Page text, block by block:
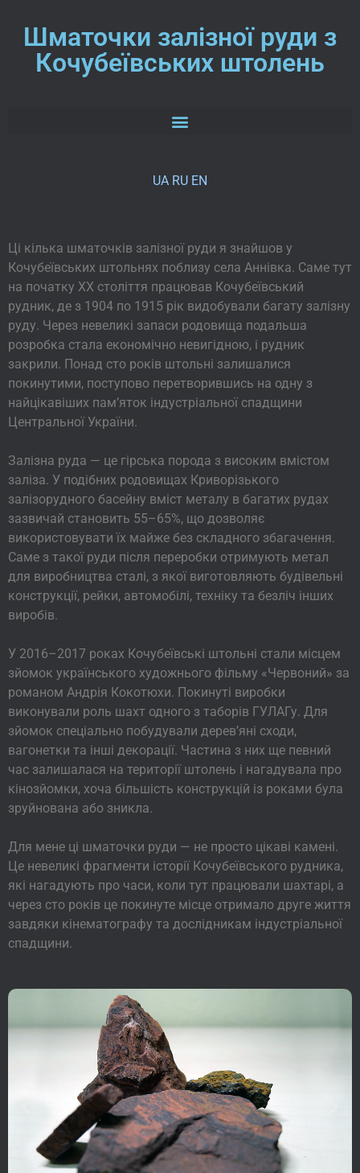
Шматочки залізної руди з
Кочубеївських штолень
UA RU EN
Ці кілька шматочків залізної руди я знайшов у
Кочубеївських штольнях поблизу села Аннівка. Саме тут
на початку ХХ століття працював Кочубеївський
рудник, де з 1904 по 1915 рік видобували багату залізну
руду. Через невеликі запаси родовища подальша
розробка стала економічно невигідною, і рудник
закрили. Понад сто років штольні залишалися
покинутими, поступово перетворившись на одну з
найцікавіших пам’яток індустріальної спадщини
Центральної України.
Залізна руда — це гірська порода з високим вмістом
заліза. У подібних родовищах Криворізького
залізорудного басейну вміст металу в багатих рудах
зазвичай становить 55–65%, що дозволяє
використовувати їх майже без складного збагачення.
Саме з такої руди після переробки отримують метал
для виробництва сталі, з якої виготовляють будівельні
конструкції, рейки, автомобілі, техніку та безліч інших
виробів.
У 2016–2017 роках Кочубеївські штольні стали місцем
зйомок українського художнього фільму «Червоний» за
романом Андрія Кокотюхи. Покинуті виробки
виконували роль шахт одного з таборів ГУЛАГу. Для
зйомок спеціально побудували дерев’яні сходи,
вагонетки та інші декорації. Частина з них ще певний
час залишалася на території штолень і нагадувала про
кінозйомки, хоча більшість конструкцій із роками була
зруйнована або зникла.
Для мене ці шматочки руди — не просто цікаві камені.
Це невеликі фрагменти історії Кочубеївського рудника,
які нагадують про часи, коли тут працювали шахтарі, а
через сто років це покинуте місце отримало друге життя
завдяки кінематографу та дослідникам індустріальної
спадщини.